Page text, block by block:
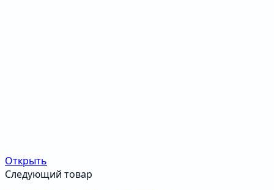
Открыть
Следующий товар